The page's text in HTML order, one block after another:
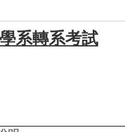
系轉系考試